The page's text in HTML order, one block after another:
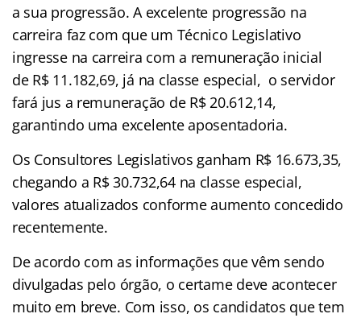
a sua progressão. A excelente progressão na
carreira faz com que um Técnico Legislativo
ingresse na carreira com a remuneração inicial
de R$ 11.182,69, já na classe especial, o servidor
fará jus a remuneração de R$ 20.612,14,
garantindo uma excelente aposentadoria.
Os Consultores Legislativos ganham R$ 16.673,35,
chegando a R$ 30.732,64 na classe especial,
valores atualizados conforme aumento concedido
recentemente.
De acordo com as informações que vêm sendo
divulgadas pelo órgão, o certame deve acontecer
muito em breve. Com isso, os candidatos que tem